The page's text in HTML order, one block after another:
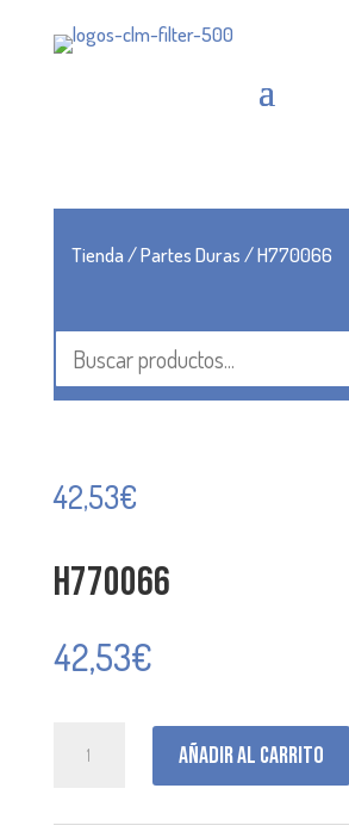
Tienda/Partes Duras/ H770066
42,53€
H770066
42,53€
Añadir al carrito